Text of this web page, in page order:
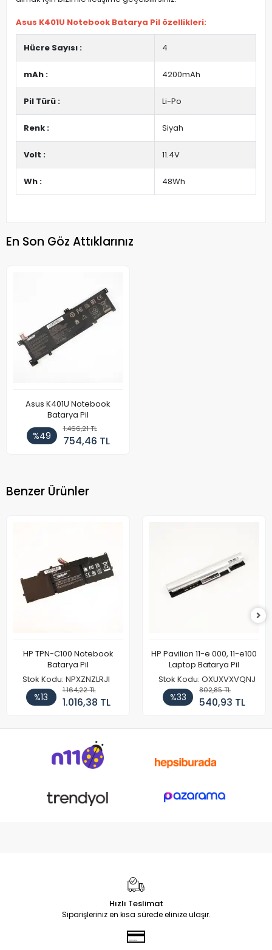
Asus K401U Notebook Batarya Pil özellikleri:
Hücre Sayısı : 4
mAh : 4200mAh
Pil Türü : Li-Po
Renk : Siyah
Volt : 11.4V
Wh : 48Wh
En Son Göz Attıklarınız
Asus K401U Notebook
Batarya Pil
%49
1.466,21 TL
754,46 TL
Benzer Ürünler
HP TPN-C100 Notebook
Batarya Pil
Stok Kodu: NPXZNZLRJI
%13
1.164,22 TL
1.016,38 TL
HP Pavilion 11-e 000, 11-e100
Laptop Batarya Pil
Stok Kodu: OXUXVXVQNJ
%33
802,85 TL
540,93 TL
Hızlı Teslimat
Siparişleriniz en kısa sürede elinize ulaşır.